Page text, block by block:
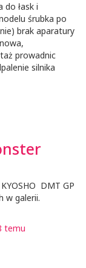
łask i
śrubka po
brak aparatury
prowadnic
silnika
DMT GP
w galerii.
temu